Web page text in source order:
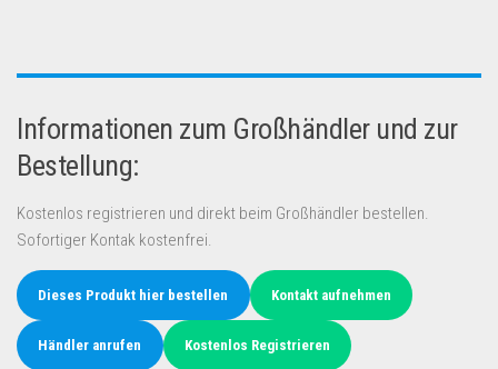
Informationen zum Großhändler und zur
Bestellung:
Kostenlos registrieren und direkt beim Großhändler bestellen.
Sofortiger Kontak kostenfrei.
Dieses Produkt hier bestellen Kontakt aufnehmen
Händler anrufen Kostenlos Registrieren